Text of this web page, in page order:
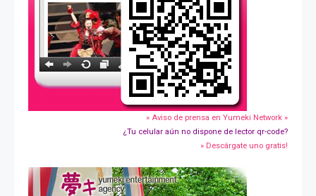
» Aviso de prensa en Yumeki Network »
¿Tu celular aún no dispone de lector qr-code?
» Descárgate uno gratis!